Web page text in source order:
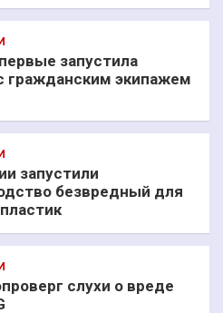
запустила
гражданским экипажем
запустили
безвредный для
слухи о вреде